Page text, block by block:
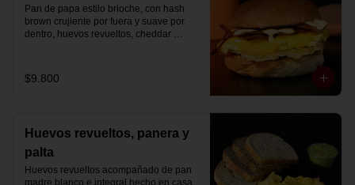
Pan de papa estilo brioche, con hash
brown crujiente por fuera y suave por
dentro, huevos revueltos, cheddar
partir el día en modo desayuno buffet.
$9.800
Huevos revueltos, panera y
palta
Huevos revueltos acompañado de pan
madre blanco e integral hecho en casa